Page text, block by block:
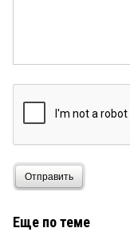
Отправить
Еще по теме